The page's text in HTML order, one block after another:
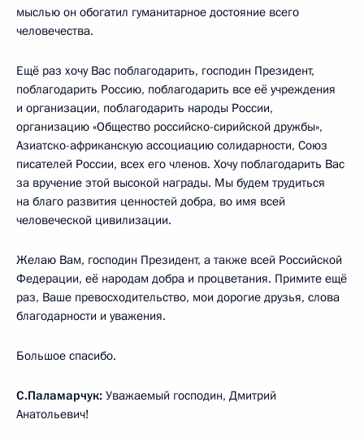
мыслью он обогатил гуманитарное достояние всего
человечества.
Ещё раз хочу Вас поблагодарить, господин Президент,
поблагодарить Россию, поблагодарить все её учреждения
и организации, поблагодарить народы России,
организацию «Общество российско-сирийской дружбы»,
Азиатско-африканскую ассоциацию солидарности, Союз
писателей России, всех его членов. Хочу поблагодарить Вас
за вручение этой высокой награды. Мы будем трудиться
на благо развития ценностей добра, во имя всей
человеческой цивилизации.
Желаю Вам, господин Президент, а также всей Российской
Федерации, её народам добра и процветания. Примите ещё
раз, Ваше превосходительство, мои дорогие друзья, слова
благодарности и уважения.
Большое спасибо.
С.Паламарчук: Уважаемый господин, Дмитрий
Анатольевич!